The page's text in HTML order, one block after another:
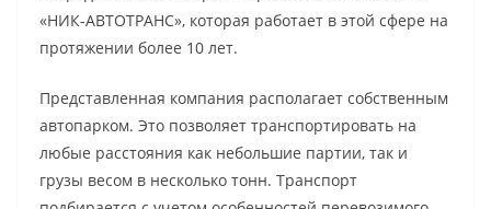
«НИК-АВТОТРАНС», которая работает в этой сфере на
протяжении более 10 лет.
Представленная компания располагает собственным
автопарком. Это позволяет транспортировать на
любые расстояния как небольшие партии, так и
грузы весом в несколько тонн. Транспорт